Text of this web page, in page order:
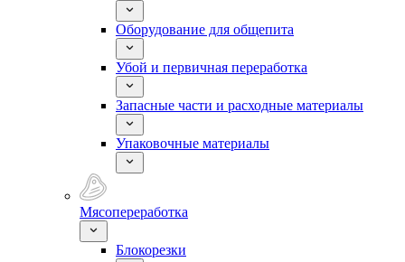
Оборудование для общепита
Убой и первичная переработка
Запасные части и расходные материалы
Упаковочные материалы
Мясопереработка
Блокорезки